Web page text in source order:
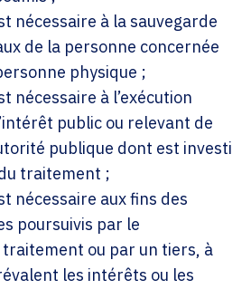
nécessaire à la sauvegarde
de la personne concernée
physique ;
nécessaire à l’exécution
public ou relevant de
publique dont est investi
traitement ;
nécessaire aux fins des
poursuivis par le
ou par un tiers, à
les intérêts ou les